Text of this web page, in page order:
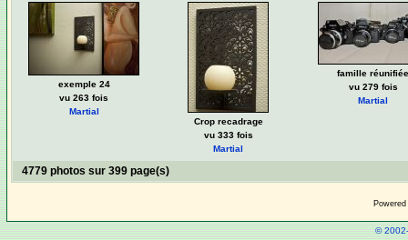
exemple 24
vu 263 fois
Martial
Crop recadrage
vu 333 fois
Martial
famille réunifiée
vu 279 fois
Martial
4779 photos sur 399 page(s)
©